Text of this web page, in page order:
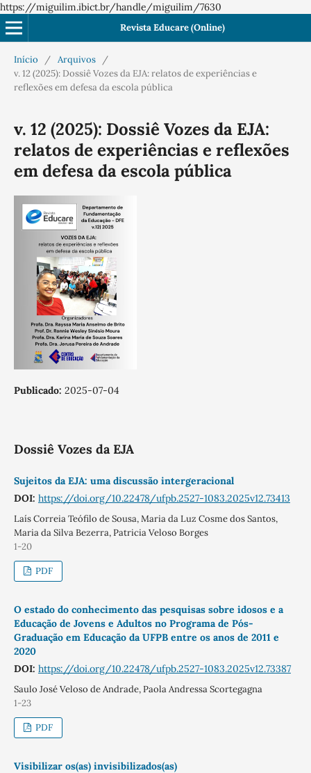
https://miguilim.ibict.br/handle/miguilim/7630
Revista Educare (Online)
Início / Arquivos
/
v. 12 (2025): Dossiê Vozes da EJA: relatos de experiências e
reflexões em defesa da escola pública
v. 12 (2025): Dossiê Vozes da EJA:
relatos de experiências e reflexões
em defesa da escola pública
Publicado: 2025-07-04
Dossiê Vozes da EJA
Sujeitos da EJA: uma discussão intergeracional
DOI: https://doi.org/10.22478/ufpb.2527-1083.2025v12.73413
Laís Correia Teófilo de Sousa, Maria da Luz Cosme dos Santos,
Maria da Silva Bezerra, Patricia Veloso Borges
1-20
PDF
O estado do conhecimento das pesquisas sobre idosos e a
Educação de Jovens e Adultos no Programa de Pós-
Graduação em Educação da UFPB entre os anos de 2011 e
2020
DOI: https://doi.org/10.22478/ufpb.2527-1083.2025v12.73387
Saulo José Veloso de Andrade, Paola Andressa Scortegagna
1-23
PDF
Visibilizar os(as) invisibilizados(as)